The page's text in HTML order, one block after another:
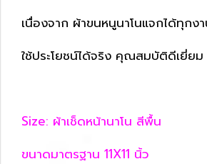
เนื่องจาก ผ้าขนหนูนาโนแจกได้ทุกง
ใช้ประโยชน์ได้จริง คุณสมบัติดีเยี่ยม
Size: ผ้าเช็ดหน้านาโน สีพื้น
ขนาดมาตรฐาน 11X11 นิ้ว